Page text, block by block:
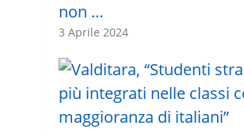
non …
3 Aprile 2024